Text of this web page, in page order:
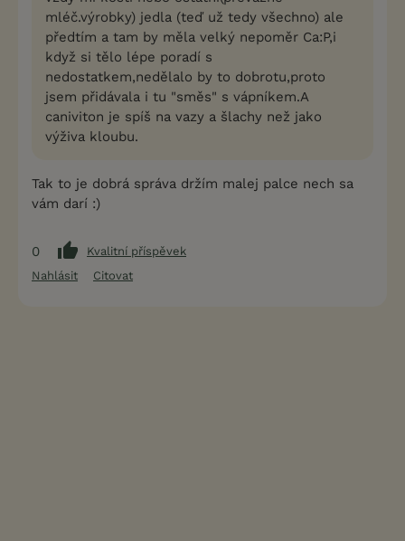
mléč.výrobky) jedla (teď už tedy všechno) ale
předtím a tam by měla velký nepoměr Ca:P,i
když si tělo lépe poradí s
nedostatkem,nedělalo by to dobrotu,proto
jsem přidávala i tu "směs" s vápníkem.A
caniviton je spíš na vazy a šlachy než jako
výživa kloubu.
Tak to je dobrá správa držím malej palce nech sa
vám darí :)
0
Kvalitní příspěvek
Nahlásit
Citovat